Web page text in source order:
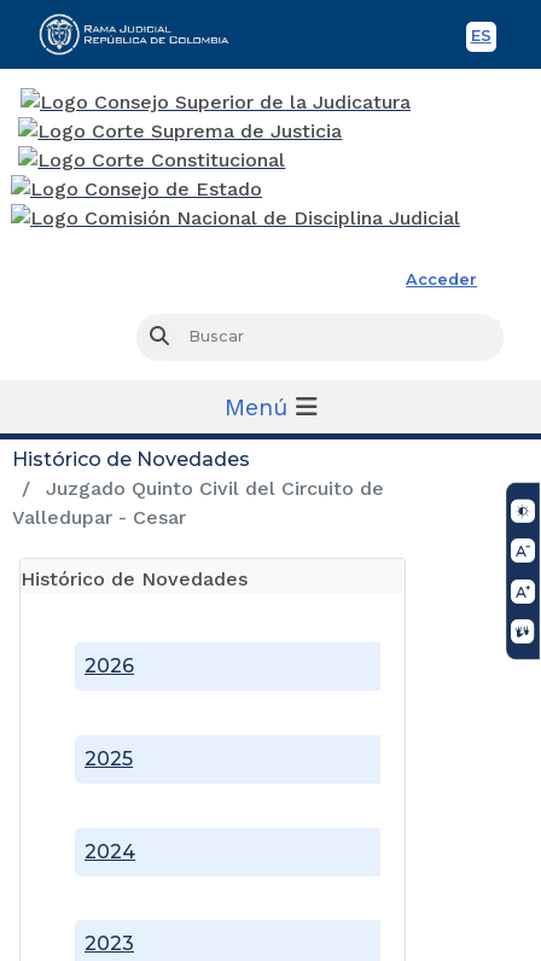
ES
Acceder
Buscar
Menú
Histórico de Novedades
Juzgado Quinto Civil del Circuito de
Valledupar - Cesar
Histórico de Novedades
2023
2024
2025
2026